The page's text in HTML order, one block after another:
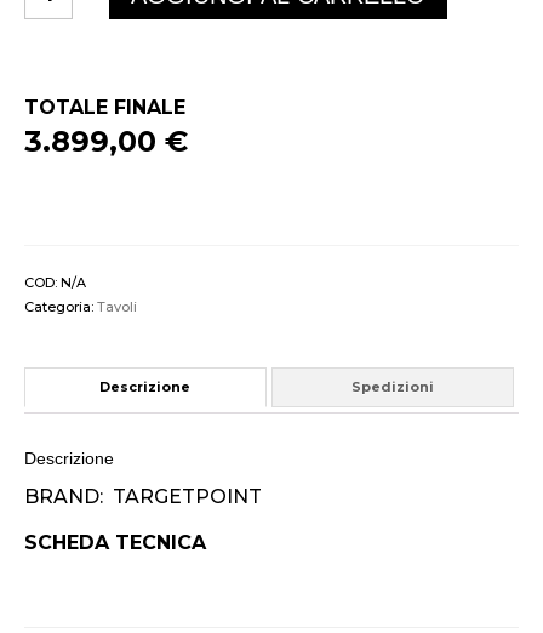
FISSO
TOTALE FINALE
3.899,00 €
COD: N/A
Categoria: Tavoli
Descrizione Spedizioni
Descrizione
BRAND: TARGETPOINT
SCHEDA TECNICA